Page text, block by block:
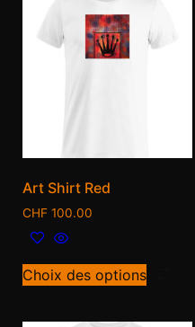
Art Shirt Red
CHF 100.00
Choix des options